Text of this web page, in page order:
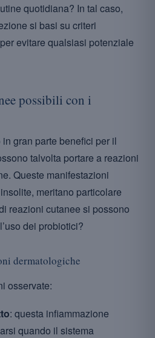
quotidiana? In tal caso,
si basi su criteri
evitare qualsiasi potenziale
possibili con i
gran parte benefici per il
talvolta portare a reazioni
Queste manifestazioni
meritano particolare
reazioni cutanee si possono
dei probiotici?
dermatologiche
osservate:
: questa infiammazione
quando il sistema